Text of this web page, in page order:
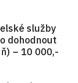
služby
dohodnout
– 10 000,-